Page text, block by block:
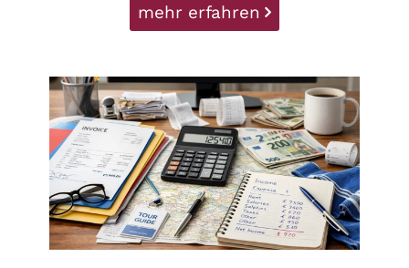
mehr erfahren